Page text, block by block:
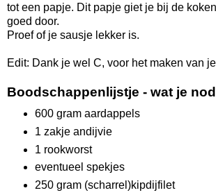
tot een papje. Dit papje giet je bij de
goed door.
Proef of je sausje lekker is.
Edit: Dank je wel C, voor het maken van
Boodschappenlijstje - wat je
600 gram aardappels
1 zakje andijvie
1 rookworst
eventueel spekjes
250 gram (scharrel)kipdijfilet